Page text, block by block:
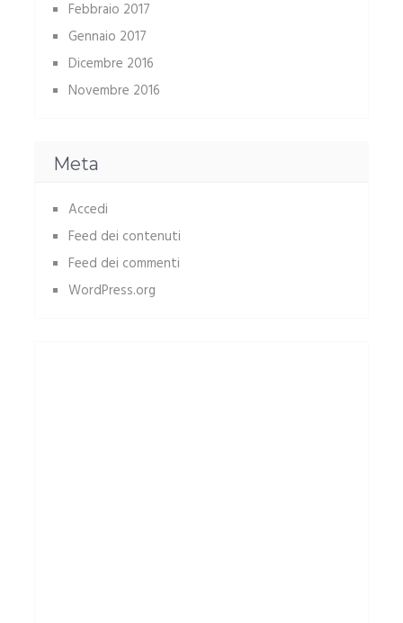
Febbraio 2017
Gennaio 2017
Dicembre 2016
Novembre 2016
Meta
Accedi
Feed dei contenuti
Feed dei commenti
WordPress.org